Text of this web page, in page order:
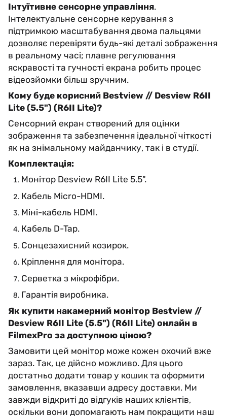
Інтуїтивне сенсорне управління.
Інтелектуальне сенсорне керування з
підтримкою масштабування двома пальцями
дозволяє перевіряти будь-які деталі зображення
в реальному часі; плавне регулювання
яскравості та гучності екрана робить процес
відеозйомки більш зручним.
Кому буде корисний Bestview // Desview R6II
Lite (5.5") (R6II Lite)?
Сенсорний екран створений для оцінки
зображення та забезпечення ідеальної чіткості
як на знімальному майданчику, так і в студії.
Комплектація:
Монітор Desview R6II Lite 5.5".
Кабель Micro-HDMI.
Міні-кабель HDMI.
Кабель D-Tap.
Сонцезахисний козирок.
Кріплення для монітора.
Серветка з мікрофібри.
Гарантія виробника.
Як купити накамерний монітор Bestview //
Desview R6II Lite (5.5") (R6II Lite) онлайн в
FilmexPro за доступною ціною?
Замовити цей монітор може кожен охочий вже
зараз. Так, це дійсно можливо. Для цього
достатньо додати товар у кошик та оформити
замовлення, вказавши адресу доставки. Ми
завжди відкриті до відгуків наших клієнтів,
оскільки вони допомагають нам покращити наш